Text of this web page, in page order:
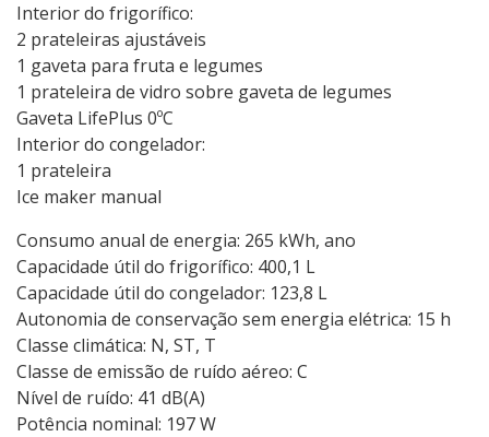
Interior do frigorífico:
2 prateleiras ajustáveis
1 gaveta para fruta e legumes
1 prateleira de vidro sobre gaveta de legumes
Gaveta LifePlus 0ºC
Interior do congelador:
1 prateleira
Ice maker manual
Consumo anual de energia: 265 kWh, ano
Capacidade útil do frigorífico: 400,1 L
Capacidade útil do congelador: 123,8 L
Autonomia de conservação sem energia elétrica: 15 h
Classe climática: N, ST, T
Classe de emissão de ruído aéreo: C
Nível de ruído: 41 dB(A)
Potência nominal: 197 W